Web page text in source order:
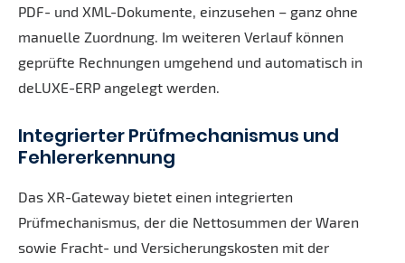
PDF- und XML-Dokumente, einzusehen – ganz ohne
manuelle Zuordnung. Im weiteren Verlauf können
geprüfte Rechnungen umgehend und automatisch in
deLUXE-ERP angelegt werden.
Integrierter Prüfmechanismus und
Fehlererkennung
Das XR-Gateway bietet einen integrierten
Prüfmechanismus, der die Nettosummen der Waren
sowie Fracht- und Versicherungskosten mit der